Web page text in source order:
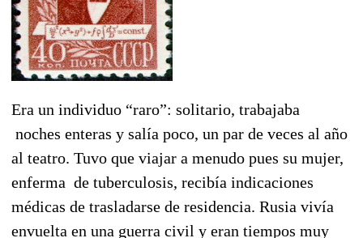
Era un individuo “raro”: solitario, trabajaba
noches enteras y salía poco, un par de veces al año
al teatro. Tuvo que viajar a menudo pues su mujer,
enferma de tuberculosis, recibía indicaciones
médicas de trasladarse de residencia. Rusia vivía
envuelta en una guerra civil y eran tiempos muy